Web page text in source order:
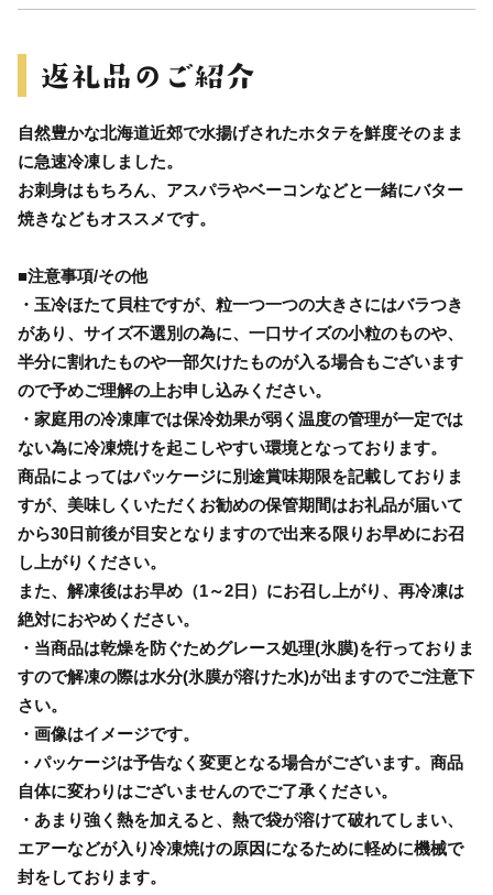
自然豊かな北海道近郊で水揚げされたホタテを鮮度そのまま
に急速冷凍しました。
お刺身はもちろん、アスパラやベーコンなどと一緒にバター
焼きなどもオススメです。
■注意事項/その他
・玉冷ほたて貝柱ですが、粒一つ一つの大きさにはバラつき
があり、サイズ不選別の為に、一口サイズの小粒のものや、
半分に割れたものや一部欠けたものが入る場合もございます
ので予めご理解の上お申し込みください。
・家庭用の冷凍庫では保冷効果が弱く温度の管理が一定では
ない為に冷凍焼けを起こしやすい環境となっております。
商品によってはパッケージに別途賞味期限を記載しておりま
すが、美味しくいただくお勧めの保管期間はお礼品が届いて
から30日前後が目安となりますので出来る限りお早めにお召
し上がりください。
また、解凍後はお早め（1～2日）にお召し上がり、再冷凍は
絶対におやめください。
・当商品は乾燥を防ぐためグレース処理(氷膜)を行っておりま
すので解凍の際は水分(氷膜が溶けた水)が出ますのでご注意下
さい。
・画像はイメージです。
・パッケージは予告なく変更となる場合がございます。商品
自体に変わりはございませんのでご了承ください。
・あまり強く熱を加えると、熱で袋が溶けて破れてしまい、
エアーなどが入り冷凍焼けの原因になるために軽めに機械で
封をしております。